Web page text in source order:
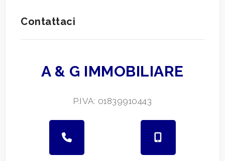
Contattaci
A & G IMMOBILIARE
P.IVA: 01839910443